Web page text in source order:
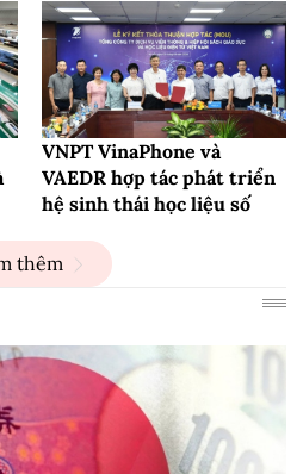
VNPT VinaPhone và
VAEDR hợp tác phát triển
hệ sinh thái học liệu số
thêm